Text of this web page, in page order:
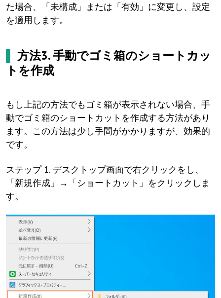
た場合、「未構成」または「有効」に変更し、設定
を適用します。
方法3. 手動でゴミ箱のショートカッ
トを作成
もし上記の方法でもゴミ箱が表示されない場合、手
動でゴミ箱のショートカットを作成する方法があり
ます。この方法は少し手間がかかりますが、効果的
です。
ステップ 1. デスクトップ画面で右クリックをし、
「新規作成」→「ショートカット」をクリックしま
す。